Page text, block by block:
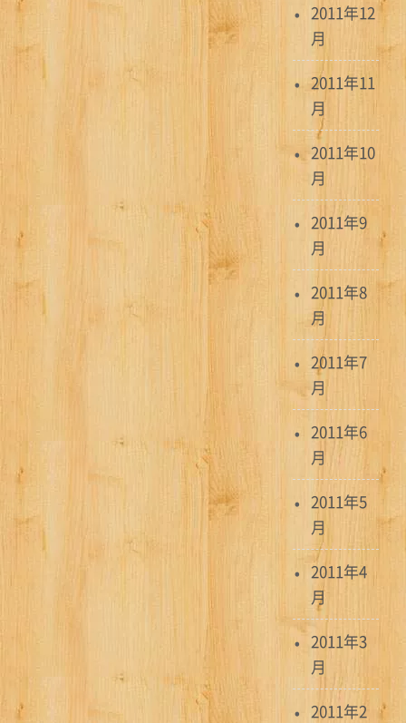
2011年12
月
2011年11
月
2011年10
月
2011年9
月
2011年8
月
2011年7
月
2011年6
月
2011年5
月
2011年4
月
2011年3
月
2011年2